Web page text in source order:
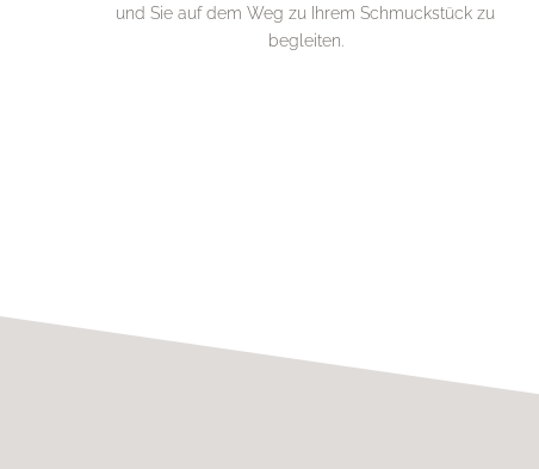
und Sie auf dem Weg zu Ihrem Schmuckstück zu
begleiten.